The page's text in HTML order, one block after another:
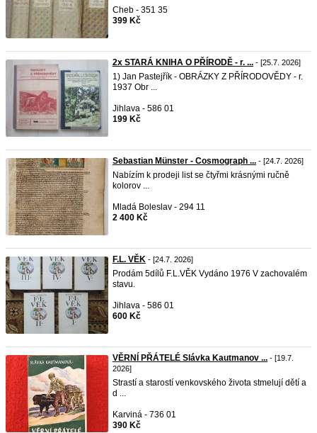
Cheb - 351 35
399 Kč
2x STARÁ KNIHA O PŘÍRODĚ - r. ... - [25.7. 2026]
1) Jan Pastejřík - OBRÁZKY Z PŘÍRODOVĚDY - r.
1937 Obr ...
Jihlava - 586 01
199 Kč
Sebastian Münster - Cosmograph ... - [24.7. 2026]
Nabízím k prodeji list se čtyřmi krásnými ručně
kolorov ...
Mladá Boleslav - 294 11
2 400 Kč
F.L. VĚK - [24.7. 2026]
Prodám 5dílů F.L.VĚK Vydáno 1976 V zachovalém
stavu.
Jihlava - 586 01
600 Kč
VĚRNÍ PŘÁTELÉ Slávka Kautmanov ... - [19.7.
2026]
Strastí a starostí venkovského života stmelují dětí a
d ...
Karviná - 736 01
390 Kč